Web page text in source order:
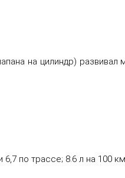
на цилиндр)
по трассе; 8.6 л на 100